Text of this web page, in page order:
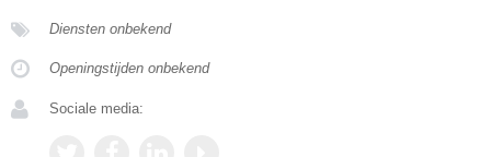
Diensten onbekend
Openingstijden onbekend
Sociale media: